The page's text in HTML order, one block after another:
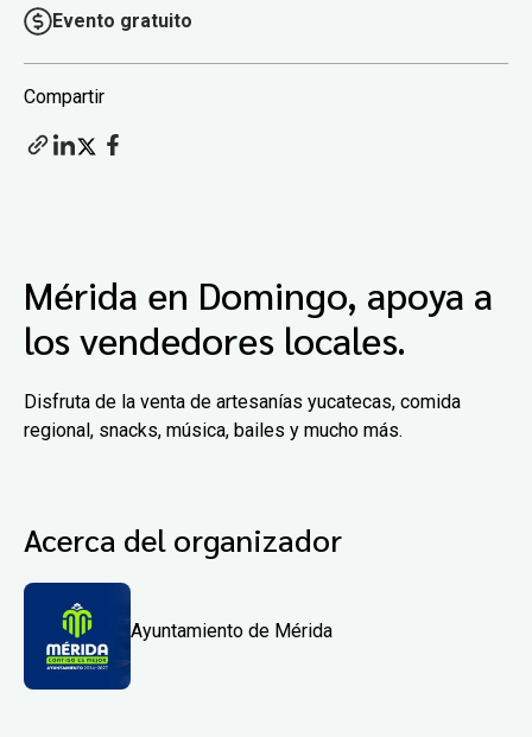
Evento gratuito
Compartir
Mérida en Domingo, apoya a
los vendedores locales.
Disfruta de la venta de artesanías yucatecas, comida
regional, snacks, música, bailes y mucho más.
Acerca del organizador
Ayuntamiento de Mérida